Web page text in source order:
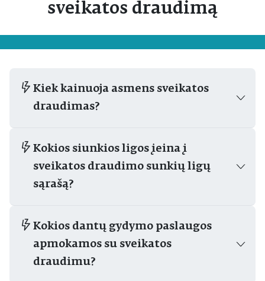
sveikatos draudimą
Kiek kainuoja asmens sveikatos
draudimas?
Kokios siunkios ligos įeina į
sveikatos draudimo sunkių ligų
sąrašą?
Kokios dantų gydymo paslaugos
apmokamos su sveikatos
draudimu?